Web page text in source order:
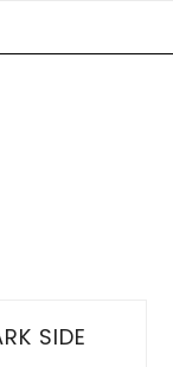
SIDE